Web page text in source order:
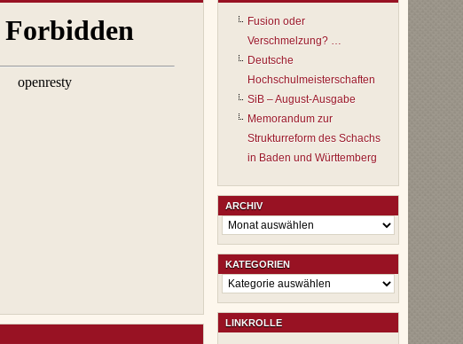
Fusion oder
Verschmelzung? …
Deutsche
Hochschulmeisterschaften
SiB – August-Ausgabe
Memorandum zur
Strukturreform des Schachs
in Baden und Württemberg
ARCHIV
Archiv
KATEGORIEN
Kategorien
LINKROLLE